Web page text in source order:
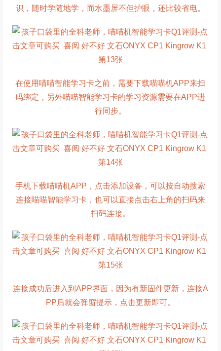
识，随时学随地学，而水墨屏不但护眼，还比较省电。
在使用喵喵智能学习卡之前，需要下载喵喵机APP来扫
码绑定，另外喵喵智能学习卡的学习资源需要在APP进
行同步。
手机下载喵喵机APP，点击添加设备，可以按自动搜索
连接喵喵智能学习卡，也可以直接点击右上角的扫码来
扫码连接。
连接成功后进入到APP界面，因为有新固件更新，连接A
PP后就会弹窗提示，点击更新即可。